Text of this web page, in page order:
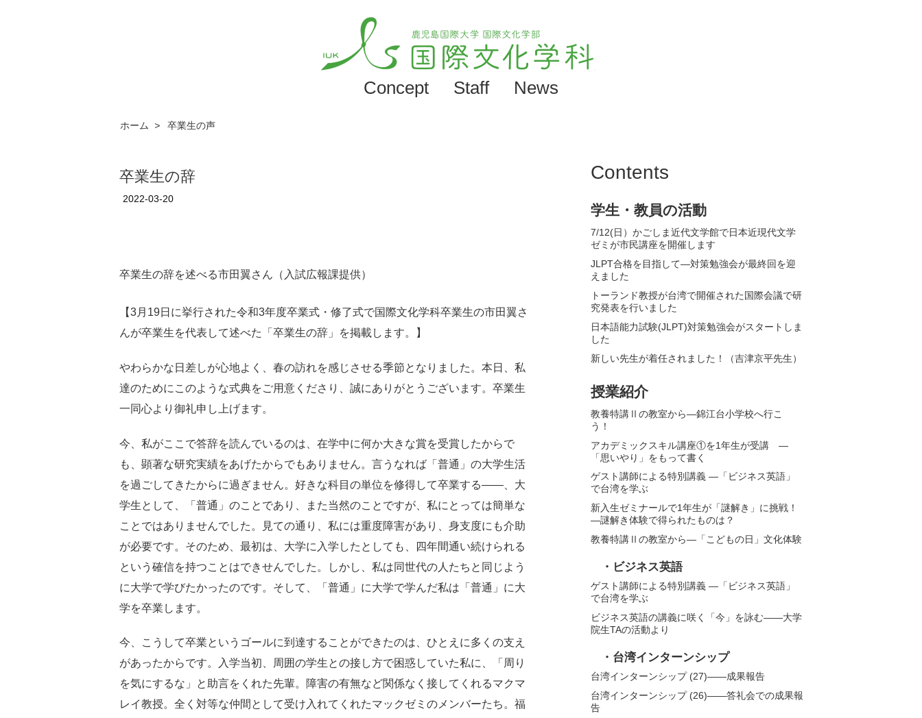
Concept Staff News
ホーム > 卒業生の声
卒業生の辞
2022-03-20
卒業生の辞を述べる市田翼さん（入試広報課提供）
【3月19日に挙行された令和3年度卒業式・修了式で国際文化学科卒業生の市田翼さ
んが卒業生を代表して述べた「卒業生の辞」を掲載します。】
やわらかな日差しが心地よく、春の訪れを感じさせる季節となりました。本日、私
達のためにこのような式典をご用意くださり、誠にありがとうございます。卒業生
一同心より御礼申し上げます。
今、私がここで答辞を読んでいるのは、在学中に何か大きな賞を受賞したからで
も、顕著な研究実績をあげたからでもありません。言うなれば「普通」の大学生活
を過ごしてきたからに過ぎません。好きな科目の単位を修得して卒業する――、大
学生として、「普通」のことであり、また当然のことですが、私にとっては簡単な
ことではありませんでした。見ての通り、私には重度障害があり、身支度にも介助
が必要です。そのため、最初は、大学に入学したとしても、四年間通い続けられる
という確信を持つことはできせんでした。しかし、私は同世代の人たちと同じよう
に大学で学びたかったのです。そして、「普通」に大学で学んだ私は「普通」に大
学を卒業します。
今、こうして卒業というゴールに到達することができたのは、ひとえに多くの支え
があったからです。入学当初、周囲の学生との接し方で困惑していた私に、「周り
を気にするな」と助言をくれた先輩。障害の有無など関係なく接してくれるマクマ
レイ教授。全く対等な仲間として受け入れてくれたマックゼミのメンバーたち。福
Contents
学生・教員の活動
7/12(日）かごしま近代文学館で日本近現代文学
ゼミが市民講座を開催します
JLPT合格を目指して—対策勉強会が最終回を迎
えました
トーランド教授が台湾で開催された国際会議で研
究発表を行いました
日本語能力試験(JLPT)対策勉強会がスタートしま
した
新しい先生が着任されました！（吉津京平先生）
授業紹介
教養特講Ⅱの教室から―錦江台小学校へ行こ
う！
アカデミックスキル講座①を1年生が受講 ―
「思いやり」をもって書く
ゲスト講師による特別講義 ―「ビジネス英語」
で台湾を学ぶ
新入生ゼミナールで1年生が「謎解き」に挑戦！
―謎解き体験で得られたものは？
教養特講Ⅱの教室から―「こどもの日」文化体験
・ビジネス英語
ゲスト講師による特別講義 ―「ビジネス英語」
で台湾を学ぶ
ビジネス英語の講義に咲く「今」を詠む――大学
院生TAの活動より
・台湾インターンシップ
台湾インターンシップ (27)——成果報告
台湾インターンシップ (26)――答礼会での成果報
告